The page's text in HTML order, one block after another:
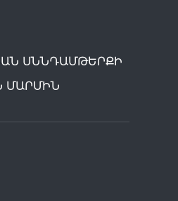
ՍՆՆԴԱՄԹԵՐՔԻ
ՄԱՐՄԻՆ